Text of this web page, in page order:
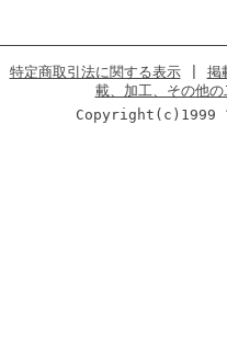
特定商取引法に関する表示| 掲
載、加工、その他
Copyright(c)1999